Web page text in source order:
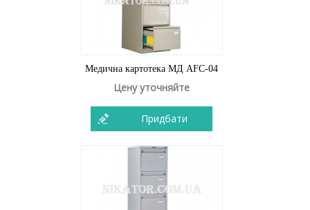
Медична картотека МД AFC-04
Цену уточняйте
Придбати